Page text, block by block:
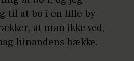
til at bo i en lille by
at man ikke ved,
hinandens hække.